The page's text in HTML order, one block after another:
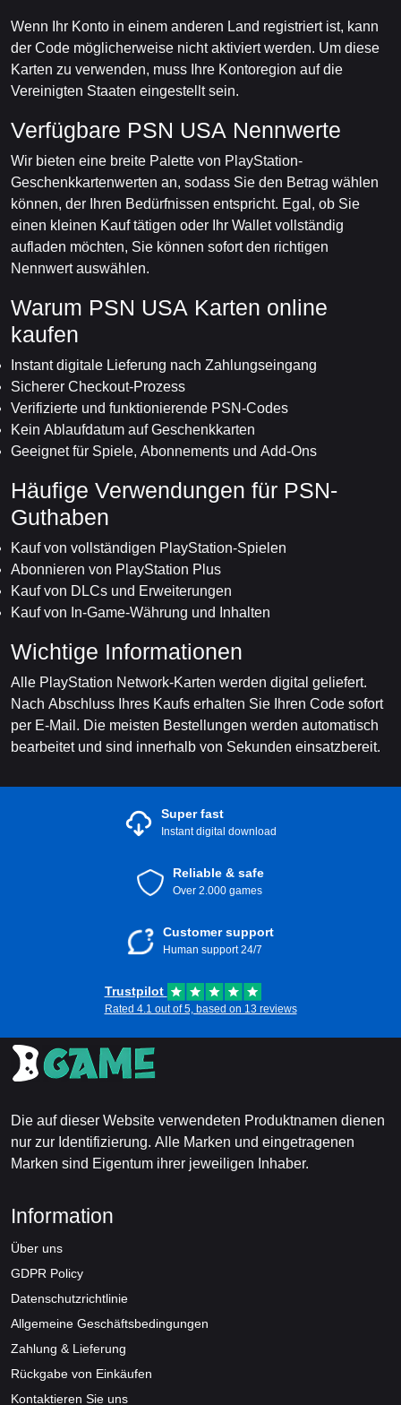
Wenn Ihr Konto in einem anderen Land registriert ist, kann
der Code möglicherweise nicht aktiviert werden. Um diese
Karten zu verwenden, muss Ihre Kontoregion auf die
Vereinigten Staaten eingestellt sein.
Verfügbare PSN USA Nennwerte
Wir bieten eine breite Palette von PlayStation-
Geschenkkartenwerten an, sodass Sie den Betrag wählen
können, der Ihren Bedürfnissen entspricht. Egal, ob Sie
einen kleinen Kauf tätigen oder Ihr Wallet vollständig
aufladen möchten, Sie können sofort den richtigen
Nennwert auswählen.
Warum PSN USA Karten online
kaufen
Instant digitale Lieferung nach Zahlungseingang
Sicherer Checkout-Prozess
Verifizierte und funktionierende PSN-Codes
Kein Ablaufdatum auf Geschenkkarten
Geeignet für Spiele, Abonnements und Add-Ons
Häufige Verwendungen für PSN-
Guthaben
Kauf von vollständigen PlayStation-Spielen
Abonnieren von PlayStation Plus
Kauf von DLCs und Erweiterungen
Kauf von In-Game-Währung und Inhalten
Wichtige Informationen
Alle PlayStation Network-Karten werden digital geliefert.
Nach Abschluss Ihres Kaufs erhalten Sie Ihren Code sofort
per E-Mail. Die meisten Bestellungen werden automatisch
bearbeitet und sind innerhalb von Sekunden einsatzbereit.
Super fast
Instant digital download
Reliable & safe
Over 2.000 games
Customer support
Human support 24/7
Trustpilot
Rated 4.1 out of 5, based on 13 reviews
Die auf dieser Website verwendeten Produktnamen dienen
nur zur Identifizierung. Alle Marken und eingetragenen
Marken sind Eigentum ihrer jeweiligen Inhaber.
Information
Über uns
GDPR Policy
Datenschutzrichtlinie
Allgemeine Geschäftsbedingungen
Zahlung & Lieferung
Rückgabe von Einkäufen
Kontaktieren Sie uns